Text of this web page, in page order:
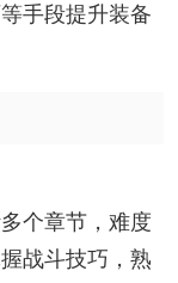
手段提升装备
个章节，难度
战斗技巧，熟